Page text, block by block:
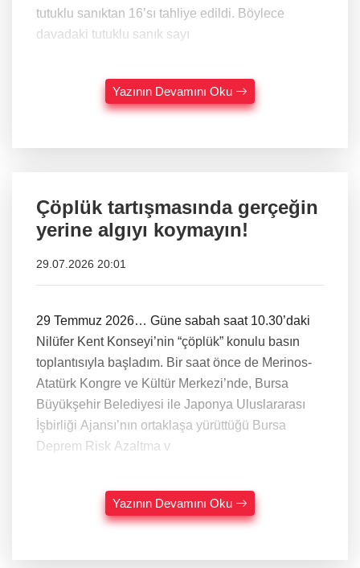
tutuklu sanıktan 16’sı tahliye edildi. Böylece
davadaki tutuklu sanık sayı
Yazının Devamını Oku
Çöplük tartışmasında gerçeğin
yerine algıyı koymayın!
29.07.2026 20:01
29 Temmuz 2026… Güne sabah saat 10.30’daki
Nilüfer Kent Konseyi’nin “çöplük” konulu basın
toplantısıyla başladım. Bir saat önce de Merinos-
Atatürk Kongre ve Kültür Merkezi’nde, Bursa
Büyükşehir Belediyesi ile Japonya Uluslararası
İşbirliği Ajansı’nın ortaklaşa yürüttüğü Bursa
Deprem Risk Azaltma v
Yazının Devamını Oku